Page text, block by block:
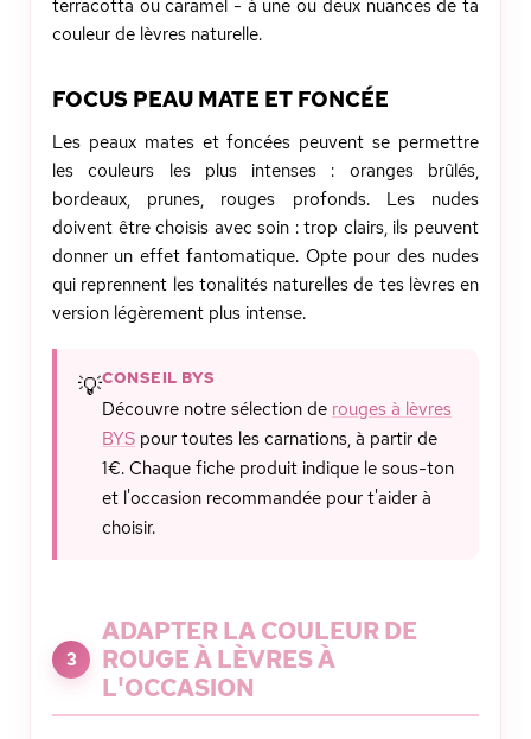
terracotta ou caramel - à une ou deux nuances de ta
couleur de lèvres naturelle.
FOCUS PEAU MATE ET FONCÉE
Les peaux mates et foncées peuvent se permettre
les couleurs les plus intenses : oranges brûlés,
bordeaux, prunes, rouges profonds. Les nudes
doivent être choisis avec soin : trop clairs, ils peuvent
donner un effet fantomatique. Opte pour des nudes
qui reprennent les tonalités naturelles de tes lèvres en
version légèrement plus intense.
💡CONSEIL BYS
Découvre notre sélection de rouges à lèvres
BYS pour toutes les carnations, à partir de
1€. Chaque fiche produit indique le sous-ton
et l'occasion recommandée pour t'aider à
choisir.
3
ADAPTER LA COULEUR DE
ROUGE À LÈVRES À
L'OCCASION